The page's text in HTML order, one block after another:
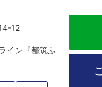
12
イン『都筑ふ